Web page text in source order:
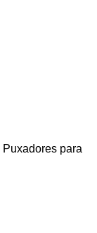
Puxadores para